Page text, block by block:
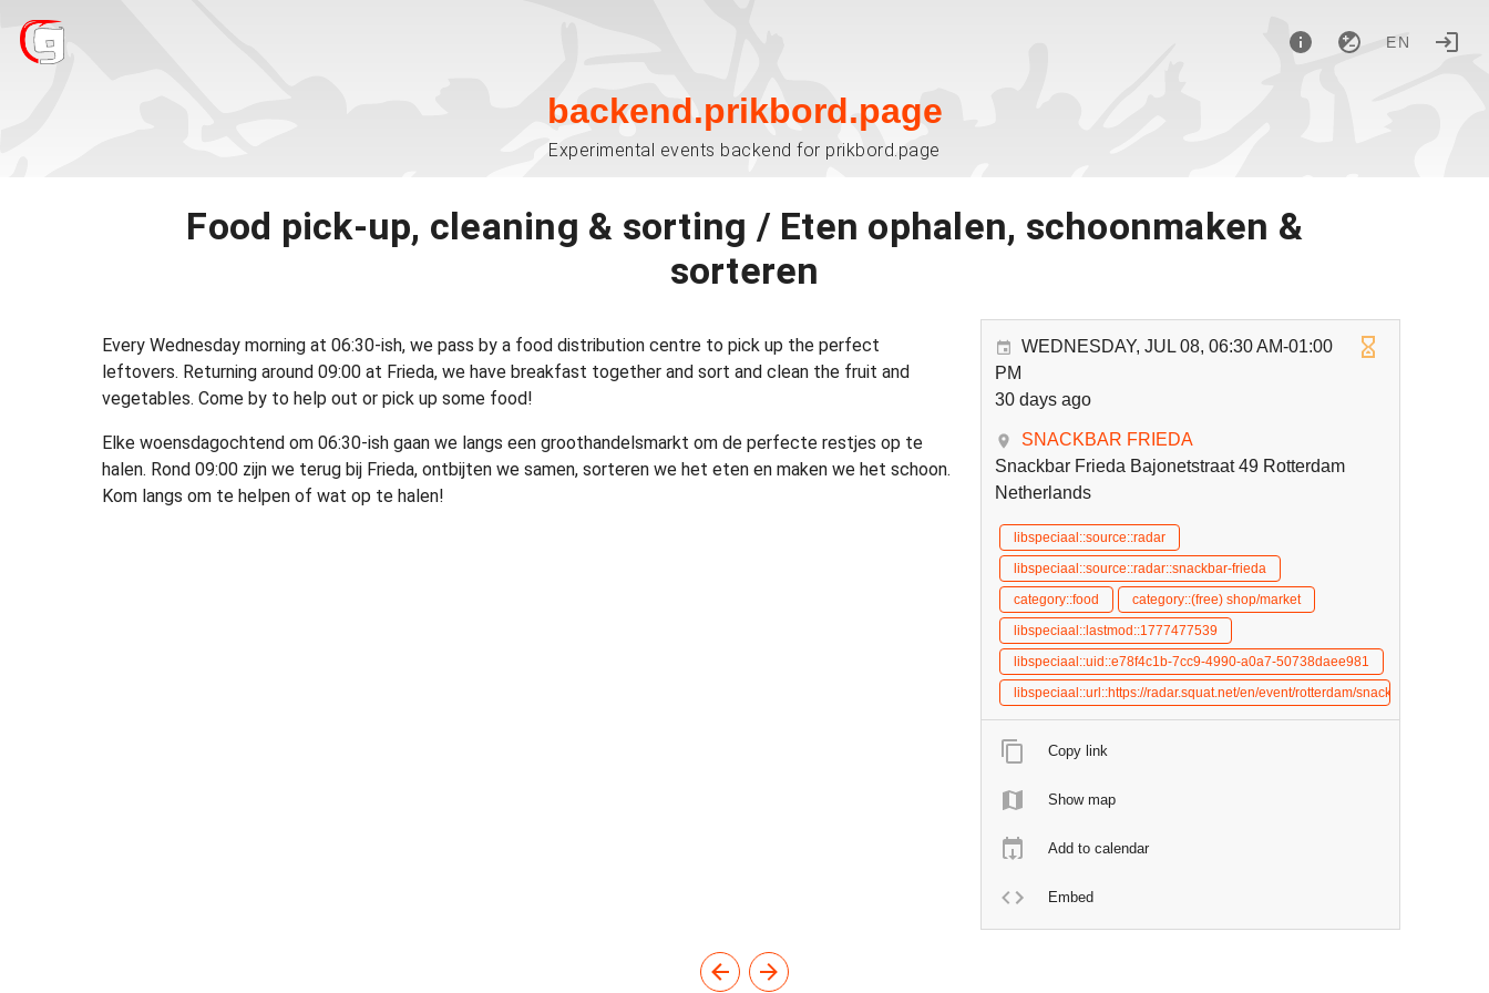
EN
backend.prikbord.page
Experimental events backend for prikbord.page
Food pick-up, cleaning & sorting / Eten ophalen, schoonmaken &
sorteren
Every Wednesday morning at 06:30-ish, we pass by a food distribution centre to pick up the perfect
leftovers. Returning around 09:00 at Frieda, we have breakfast together and sort and clean the fruit and
vegetables. Come by to help out or pick up some food!
Elke woensdagochtend om 06:30-ish gaan we langs een groothandelsmarkt om de perfecte restjes op te
halen. Rond 09:00 zijn we terug bij Frieda, ontbijten we samen, sorteren we het eten en maken we het schoon.
Kom langs om te helpen of wat op te halen!
WEDNESDAY, JUL 08, 06:30 AM-01:00
PM
30 days ago
SNACKBAR FRIEDA
Snackbar Frieda Bajonetstraat 49 Rotterdam
Netherlands
libspeciaal::source::radar
libspeciaal::source::radar::snackbar-frieda
category::food
category::(free) shop/market
libspeciaal::lastmod::1777477539
libspeciaal::uid::e78f4c1b-7cc9-4990-a0a7-50738daee981
libspeciaal::url::https://radar.squat.net/en/event/rotterdam/snackbar-frieda/
Copy link
Show map
Add to calendar
Embed